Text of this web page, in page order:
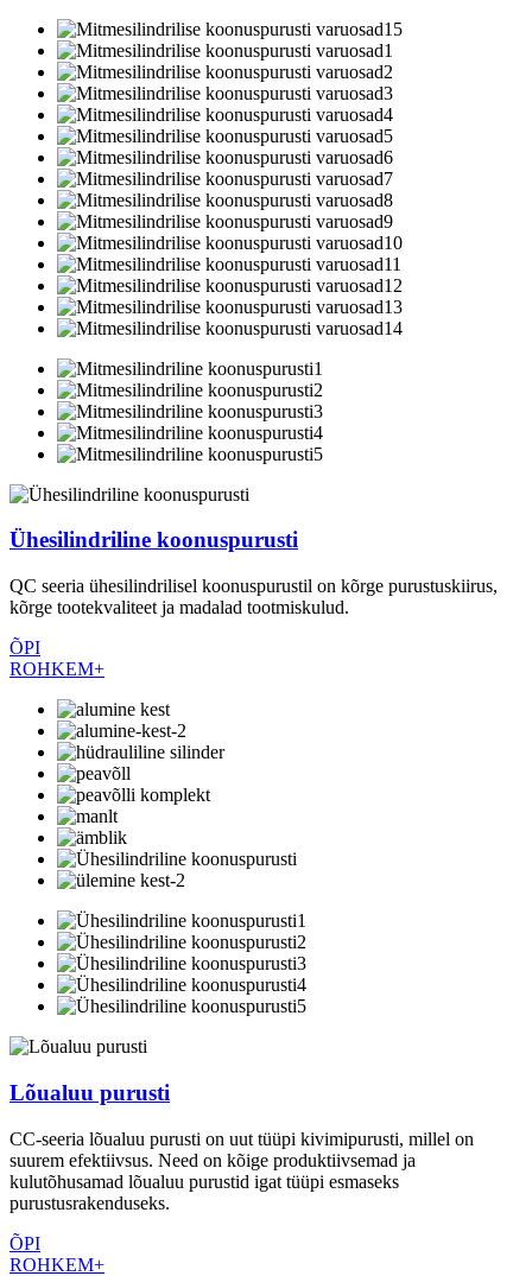
Ühesilindriline koonuspurusti
QC seeria ühesilindrilisel koonuspurustil on kõrge purustuskiirus,
kõrge tootekvaliteet ja madalad tootmiskulud.
ÕPI
ROHKEM+
Lõualuu purusti
CC-seeria lõualuu purusti on uut tüüpi kivimipurusti, millel on
suurem efektiivsus. Need on kõige produktiivsemad ja
kulutõhusamad lõualuu purustid igat tüüpi esmaseks
purustusrakenduseks.
ÕPI
ROHKEM+